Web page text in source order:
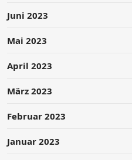
Juni 2023
Mai 2023
April 2023
März 2023
Februar 2023
Januar 2023